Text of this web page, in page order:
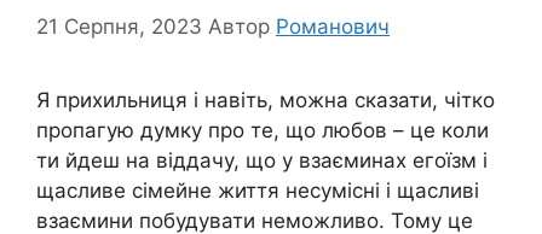
21 Серпня, 2023 Автор Романович
Я прихильниця і навіть, можна сказати, чітко
пропагую думку про те, що любов – це коли
ти йдеш на віддачу, що у взаєминах егоїзм і
щасливе сімейне життя несумісні і щасливі
взаємини побудувати неможливо. Тому це